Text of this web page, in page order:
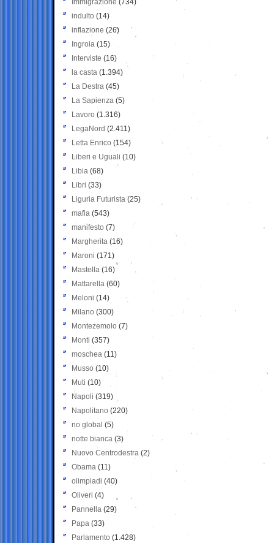
Immigrazione (734)
indulto (14)
inflazione (26)
Ingroia (15)
Interviste (16)
la casta (1.394)
La Destra (45)
La Sapienza (5)
Lavoro (1.316)
LegaNord (2.411)
Letta Enrico (154)
Liberi e Uguali (10)
Libia (68)
Libri (33)
Liguria Futurista (25)
mafia (543)
manifesto (7)
Margherita (16)
Maroni (171)
Mastella (16)
Mattarella (60)
Meloni (14)
Milano (300)
Montezemolo (7)
Monti (357)
moschea (11)
Musso (10)
Muti (10)
Napoli (319)
Napolitano (220)
no global (5)
notte bianca (3)
Nuovo Centrodestra (2)
Obama (11)
olimpiadi (40)
Oliveri (4)
Pannella (29)
Papa (33)
Parlamento (1.428)